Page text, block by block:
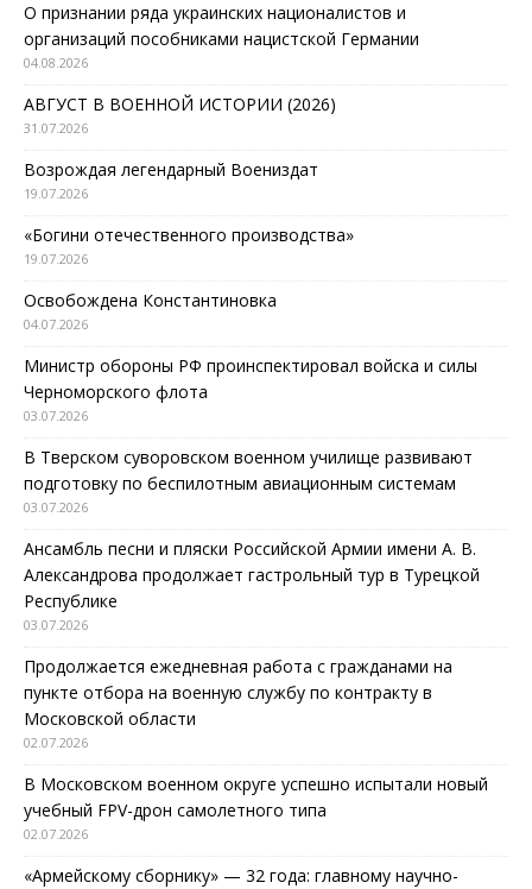
О признании ряда украинских националистов и
организаций пособниками нацистской Германии
04.08.2026
АВГУСТ В ВОЕННОЙ ИСТОРИИ (2026)
31.07.2026
Возрождая легендарный Воениздат
19.07.2026
«Богини отечественного производства»
19.07.2026
Освобождена Константиновка
04.07.2026
Министр обороны РФ проинспектировал войска и силы
Черноморского флота
03.07.2026
В Тверском суворовском военном училище развивают
подготовку по беспилотным авиационным системам
03.07.2026
Ансамбль песни и пляски Российской Армии имени А. В.
Александрова продолжает гастрольный тур в Турецкой
Республике
03.07.2026
Продолжается ежедневная работа с гражданами на
пункте отбора на военную службу по контракту в
Московской области
02.07.2026
В Московском военном округе успешно испытали новый
учебный FPV-дрон самолетного типа
02.07.2026
«Армейскому сборнику» — 32 года: главному научно-